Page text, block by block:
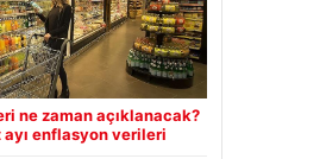
ne zaman açıklanacak?
enflasyon verileri